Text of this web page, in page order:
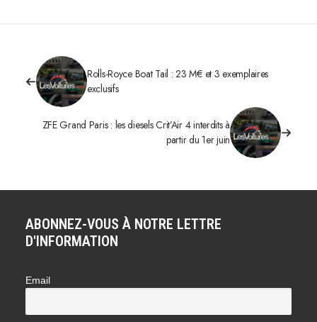
Rolls-Royce Boat Tail : 23 M€ et 3 exemplaires
exclusifs
ZFE Grand Paris : les diesels Crit’Air 4 interdits à
partir du 1er juin
ABONNEZ-VOUS À NOTRE LETTRE
D'INFORMATION
Email